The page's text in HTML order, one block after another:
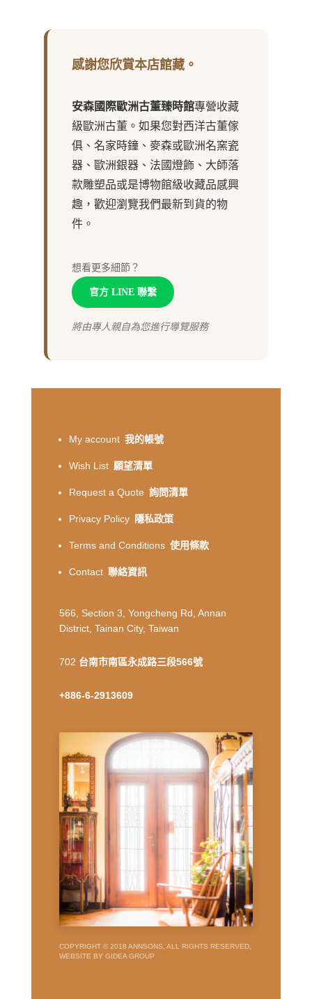
感謝您欣賞本店館藏。
安森國際歐洲古董臻時館專營收藏
級歐洲古董。如果您對西洋古董傢
俱、名家時鐘、麥森或歐洲名窯瓷
器、歐洲銀器、法國燈飾、大師落
款雕塑品或是博物館級收藏品感興
趣，歡迎瀏覽我們最新到貨的物
件。
想看更多細節？
官方 LINE 聯繫
將由專人親自為您進行導覽服務
My account 我的帳號
Wish List 願望清單
Request a Quote 詢問清單
Privacy Policy 隱私政策
Terms and Conditions 使用條款
Contact 聯絡資訊
566, Section 3, Yongcheng Rd, Annan
District, Tainan City, Taiwan
702 台南市南區永成路三段566號
+886-6-2913609
COPYRIGHT © 2018 ANNSONS, ALL RIGHTS RESERVED,
WEBSITE BY GIDEA GROUP